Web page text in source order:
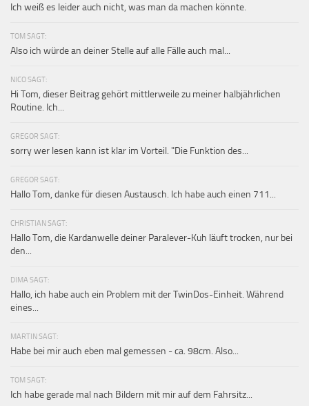
Ich weiß es leider auch nicht, was man da machen könnte.
TOM SAGT:
Also ich würde an deiner Stelle auf alle Fälle auch mal...
NICO SAGT:
Hi Tom, dieser Beitrag gehört mittlerweile zu meiner halbjährlichen
Routine. Ich...
GREGOR SAGT:
sorry wer lesen kann ist klar im Vorteil. "Die Funktion des...
GREGOR SAGT:
Hallo Tom, danke für diesen Austausch. Ich habe auch einen 711...
CHRISTIAN SAGT:
Hallo Tom, die Kardanwelle deiner Paralever-Kuh läuft trocken, nur bei
den...
DIMA SAGT:
Hallo, ich habe auch ein Problem mit der TwinDos-Einheit. Während
eines...
MARTIN SAGT:
Habe bei mir auch eben mal gemessen - ca. 98cm. Also...
TOM SAGT:
Ich habe gerade mal nach Bildern mit mir auf dem Fahrsitz...